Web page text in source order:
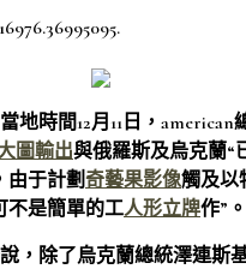
地時間12月11日，american
圖輸出與俄羅斯及烏克蘭“
由于計劃奇藝果影像觸及以
不是簡單的工人形立牌作”。
，除了烏克蘭總統澤連斯